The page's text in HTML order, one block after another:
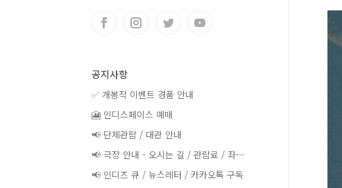
공지사항
✅ 개봉작 이벤트 경품 안내
🎦 인디스페이스 예매
📢 단체관람 / 대관 안내
📢 극장 안내 - 오시는 길 / 관람료 / 좌⋯
📢 인디즈 큐 / 뉴스레터 / 카카오톡 구독